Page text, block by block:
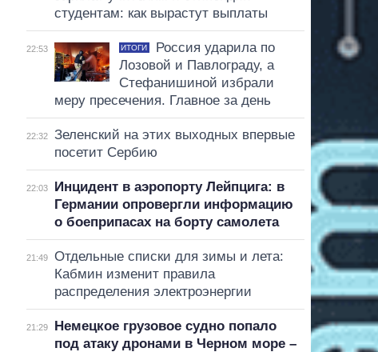
студентам: как вырастут выплаты
22:53 ИТОГИ
Россия ударила по
Лозовой и Павлограду, а
Стефанишиной избрали
меру пресечения. Главное за день
22:32
Зеленский на этих выходных впервые
посетит Сербию
22:03
Инцидент в аэропорту Лейпцига: в
Германии опровергли информацию
о боеприпасах на борту самолета
21:49
Отдельные списки для зимы и лета:
Кабмин изменит правила
распределения электроэнергии
21:29
Немецкое грузовое судно попало
под атаку дронами в Черном море –